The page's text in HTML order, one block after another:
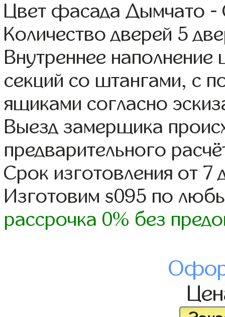
Цвет фасада Дымчато -
Количество дверей 5
Внутреннее
секций со штангами, с
ящиками согласно
Выезд замерщика
предварительного
Срок изготовления от 7
Изготовим s095 по
рассрочка 0% без